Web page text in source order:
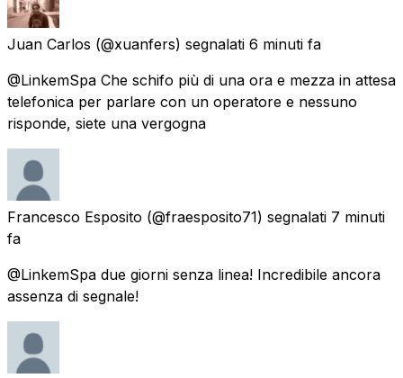
Juan Carlos (@xuanfers) segnalati 6 minuti fa
@LinkemSpa Che schifo più di una ora e mezza in attesa
telefonica per parlare con un operatore e nessuno
risponde, siete una vergogna
Francesco Esposito (@fraesposito71) segnalati 7 minuti
fa
@LinkemSpa due giorni senza linea! Incredibile ancora
assenza di segnale!